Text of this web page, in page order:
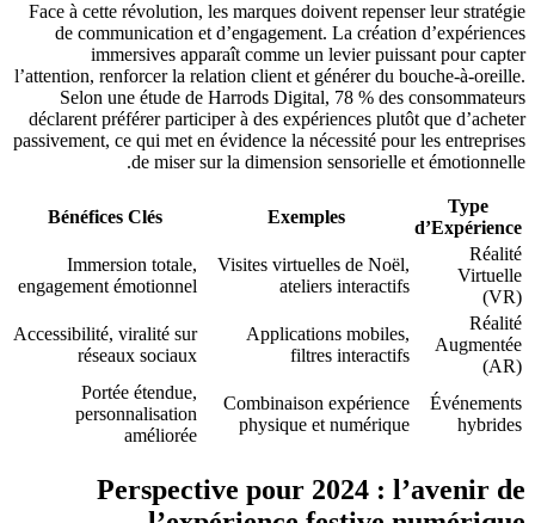
Face à cette révolution, les marques doivent repenser leur stratégie
de communication et d’engagement. La création d’expériences
immersives apparaît comme un levier puissant pour capter
l’attention, renforcer la relation client et générer du bouche-à-oreille.
Selon une étude de Harrods Digital, 78 % des consommateurs
déclarent préférer participer à des expériences plutôt que d’acheter
passivement, ce qui met en évidence la nécessité pour les entreprises
de miser sur la dimension sensorielle et émotionnelle.
Type
d’Expérience
Exemples
Bénéfices Clés
Réalité
Virtuelle
(VR)
Visites virtuelles de Noël,
ateliers interactifs
Immersion totale,
engagement émotionnel
Réalité
Augmentée
(AR)
Applications mobiles,
filtres interactifs
Accessibilité, viralité sur
réseaux sociaux
Événements
hybrides
Combinaison expérience
physique et numérique
Portée étendue,
personnalisation
améliorée
Perspective pour 2024 : l’avenir de